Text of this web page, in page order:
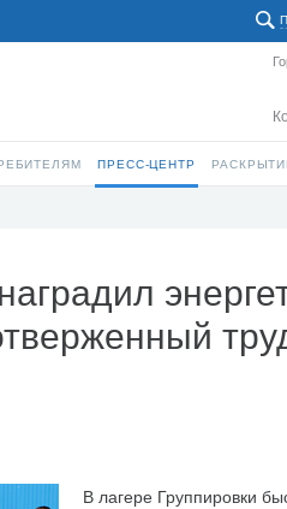
ПРЕСС-ЦЕНТР
В лагере Группировки